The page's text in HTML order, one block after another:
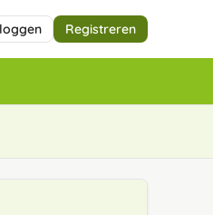
Registreren